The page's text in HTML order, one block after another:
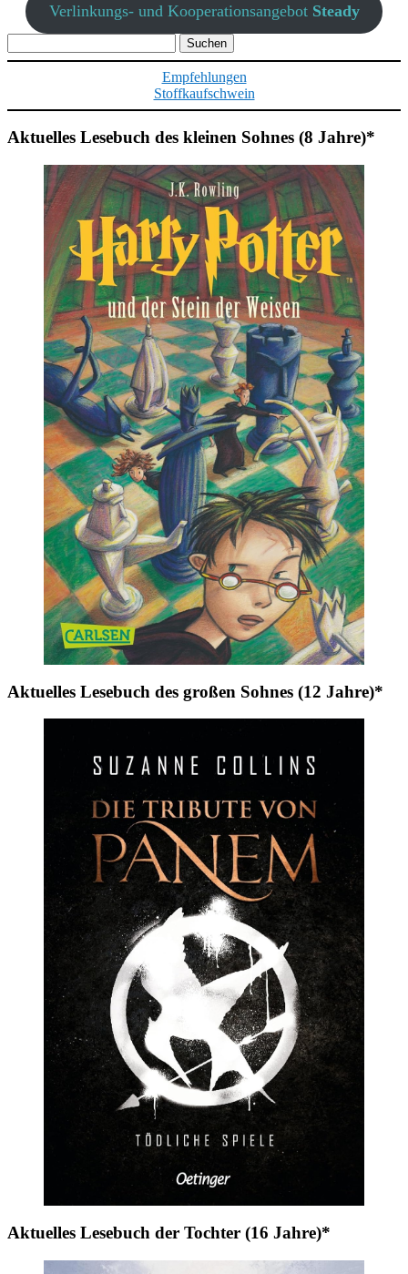
Verlinkungs- und Kooperationsangebot Steady
nach:
Empfehlungen
Stoffkaufschwein
Aktuelles Lesebuch des kleinen Sohnes (8 Jahre)*
Aktuelles Lesebuch des großen Sohnes (12 Jahre)*
Aktuelles Lesebuch der Tochter (16 Jahre)*